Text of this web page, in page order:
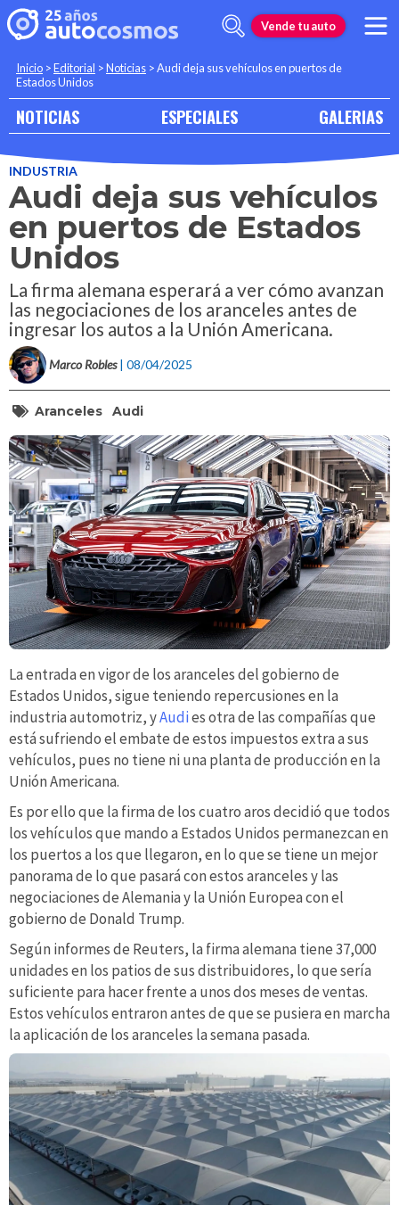
Vende tu auto
Inicio >Editorial >Noticias >Audi deja sus vehículos en puertos de
Estados Unidos
NOTICIAS ESPECIALES GALERIAS
INDUSTRIA
Audi deja sus vehículos
en puertos de Estados
Unidos
La firma alemana esperará a ver cómo avanzan
las negociaciones de los aranceles antes de
ingresar los autos a la Unión Americana.
Marco Robles | 08/04/2025
Aranceles Audi
La entrada en vigor de los aranceles del gobierno de
Estados Unidos, sigue teniendo repercusiones en la
industria automotriz, yAudies otra de las compañías que
está sufriendo el embate de estos impuestos extra a sus
vehículos, pues no tiene ni una planta de producción en la
Unión Americana.
Es por ello que la firma de los cuatro aros decidió que todos
los vehículos que mando a Estados Unidos permanezcan en
los puertos a los que llegaron, en lo que se tiene un mejor
panorama de lo que pasará con estos aranceles y las
negociaciones de Alemania y la Unión Europea con el
gobierno de Donald Trump.
Según informes de Reuters, la firma alemana tiene 37,000
unidades en los patios de sus distribuidores, lo que sería
suficiente para hacer frente a unos dos meses de ventas.
Estos vehículos entraron antes de que se pusiera en marcha
la aplicación de los aranceles la semana pasada.